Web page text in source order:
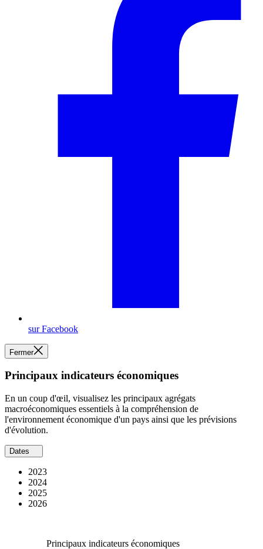
sur Facebook
Fermer
Principaux indicateurs économiques
En un coup d'œil, visualisez les principaux agrégats
macroéconomiques essentiels à la compréhension de
l'environnement économique d'un pays ainsi que les prévisions
d'évolution.
Dates
2023
2024
2025
2026
Principaux indicateurs économiques